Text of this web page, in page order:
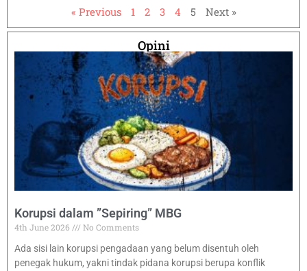
« Previous 1 2 3 4 5 Next »
Opini
Korupsi dalam ”Sepiring” MBG
4th June 2026
No Comments
Ada sisi lain korupsi pengadaan yang belum disentuh oleh
penegak hukum, yakni tindak pidana korupsi berupa konflik